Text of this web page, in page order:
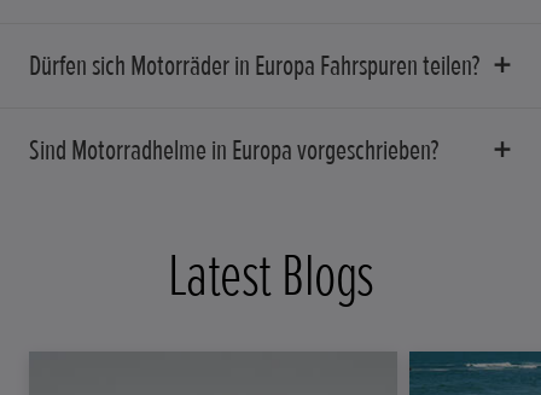
Dürfen sich Motorräder in Europa Fahrspuren teilen?
Sind Motorradhelme in Europa vorgeschrieben?
Latest Blogs